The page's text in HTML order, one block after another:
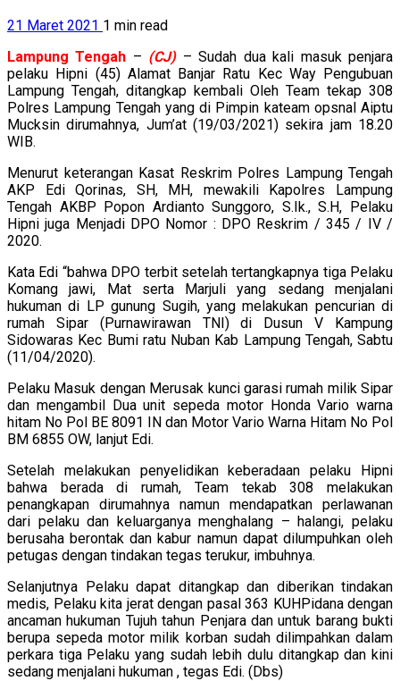
21 Maret 2021 1 min read
Lampung Tengah – (CJ)– Sudah dua kali masuk penjara
pelaku Hipni (45) Alamat Banjar Ratu Kec Way Pengubuan
Lampung Tengah, ditangkap kembali Oleh Team tekap 308
Polres Lampung Tengah yang di Pimpin kateam opsnal Aiptu
Mucksin dirumahnya, Jum’at (19/03/2021) sekira jam 18.20
WIB.
Menurut keterangan Kasat Reskrim Polres Lampung Tengah
AKP Edi Qorinas, SH, MH, mewakili Kapolres Lampung
Tengah AKBP Popon Ardianto Sunggoro, S.Ik., S.H, Pelaku
Hipni juga Menjadi DPO Nomor : DPO Reskrim / 345 / IV /
2020.
Kata Edi “bahwa DPO terbit setelah tertangkapnya tiga Pelaku
Komang jawi, Mat serta Marjuli yang sedang menjalani
hukuman di LP gunung Sugih, yang melakukan pencurian di
rumah Sipar (Purnawirawan TNI) di Dusun V Kampung
Sidowaras Kec Bumi ratu Nuban Kab Lampung Tengah, Sabtu
(11/04/2020).
Pelaku Masuk dengan Merusak kunci garasi rumah milik Sipar
dan mengambil Dua unit sepeda motor Honda Vario warna
hitam No Pol BE 8091 IN dan Motor Vario Warna Hitam No Pol
BM 6855 OW, lanjut Edi.
Setelah melakukan penyelidikan keberadaan pelaku Hipni
bahwa berada di rumah, Team tekab 308 melakukan
penangkapan dirumahnya namun mendapatkan perlawanan
dari pelaku dan keluarganya menghalang – halangi, pelaku
berusaha berontak dan kabur namun dapat dilumpuhkan oleh
petugas dengan tindakan tegas terukur, imbuhnya.
Selanjutnya Pelaku dapat ditangkap dan diberikan tindakan
medis, Pelaku kita jerat dengan pasal 363 KUHPidana dengan
ancaman hukuman Tujuh tahun Penjara dan untuk barang bukti
berupa sepeda motor milik korban sudah dilimpahkan dalam
perkara tiga Pelaku yang sudah lebih dulu ditangkap dan kini
sedang menjalani hukuman , tegas Edi. (Dbs)